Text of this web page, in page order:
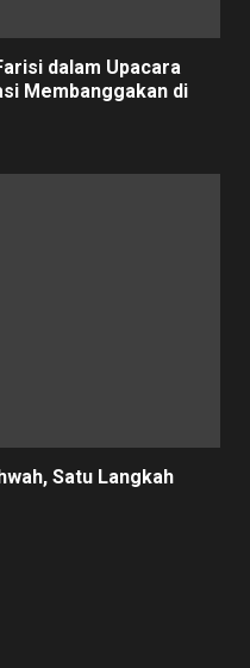
dalam Upacara
Membanggakan di
Satu Langkah